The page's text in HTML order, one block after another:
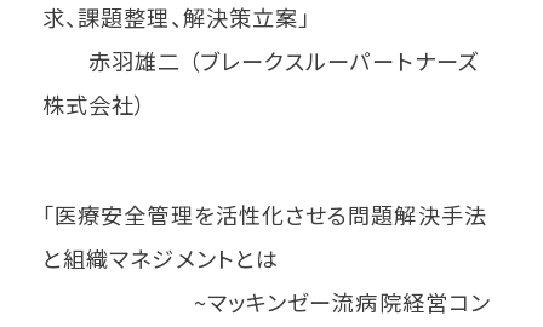
求、課題整理、解決策立案」
赤羽雄二 （ブレークスルーパートナーズ
株式会社）
「医療安全管理を活性化させる問題解決手法
と組織マネジメントとは
~マッキンゼー流病院経営コン